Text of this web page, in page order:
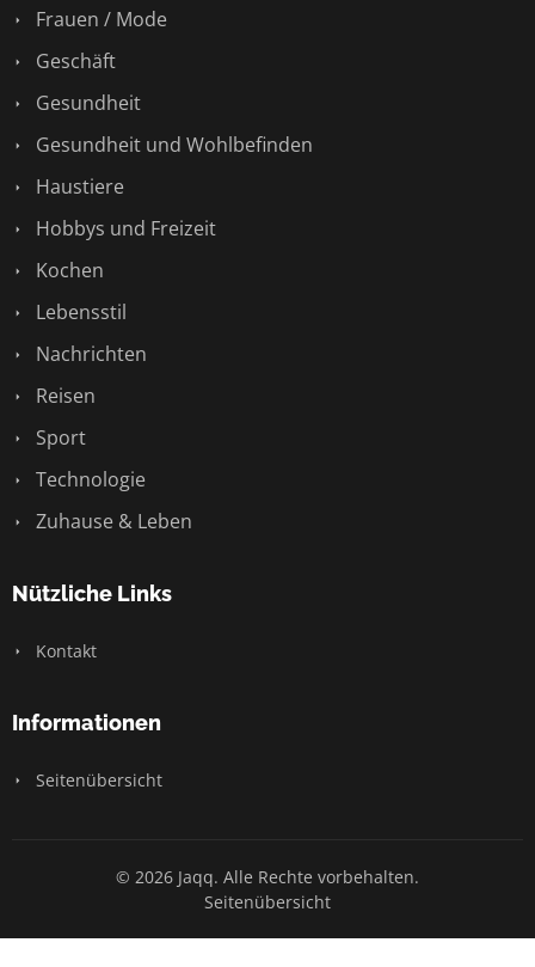
Frauen / Mode
Geschäft
Gesundheit
Gesundheit und Wohlbefinden
Haustiere
Hobbys und Freizeit
Kochen
Lebensstil
Nachrichten
Reisen
Sport
Technologie
Zuhause & Leben
Nützliche Links
Kontakt
Informationen
Seitenübersicht
© 2026 Jaqq. Alle Rechte vorbehalten.
Seitenübersicht